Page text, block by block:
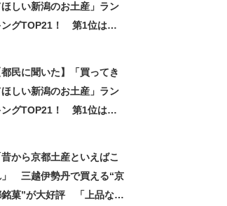
しい新潟のお土産」ラン
ングTOP21！ 第1位は
都民に聞いた】「買ってき
しい新潟のお土産」ラン
ングTOP21！ 第1位は
昔から京都土産といえばこ
」 三越伊勢丹で買える“京
銘菓”が大好評 「上品な甘